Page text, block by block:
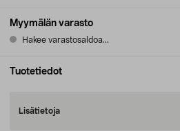
Myymälän varasto
Hakee varastosaldoa...
Tuotetiedot
Lisätietoja